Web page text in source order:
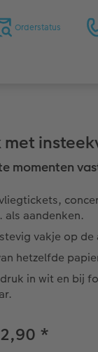
Orderstatus
met
momenten
als aandenken.
vakje op
hetzelfde
in wit en bij
*